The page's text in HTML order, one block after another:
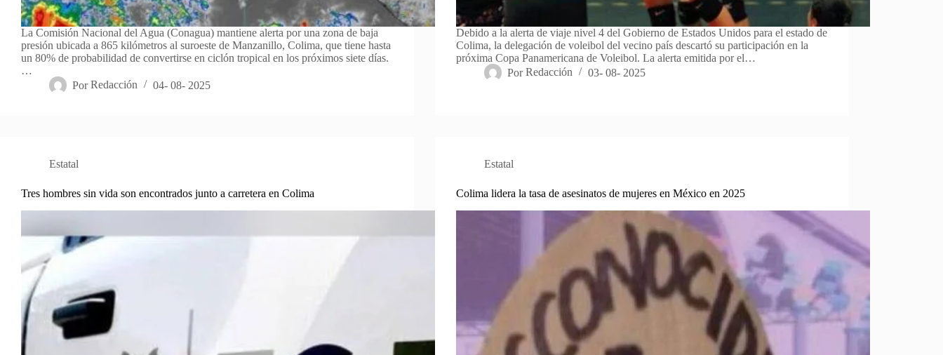
La Comisión Nacional del Agua (Conagua) mantiene alerta por una zona de baja
presión ubicada a 865 kilómetros al suroeste de Manzanillo, Colima, que tiene hasta
un 80% de probabilidad de convertirse en ciclón tropical en los próximos siete días.
…
Por Redacción 04- 08- 2025
Debido a la alerta de viaje nivel 4 del Gobierno de Estados Unidos para el estado de
Colima, la delegación de voleibol del vecino país descartó su participación en la
próxima Copa Panamericana de Voleibol. La alerta emitida por el…
Por Redacción 03- 08- 2025
Estatal
Tres hombres sin vida son encontrados junto a carretera en Colima
Estatal
Colima lidera la tasa de asesinatos de mujeres en México en 2025